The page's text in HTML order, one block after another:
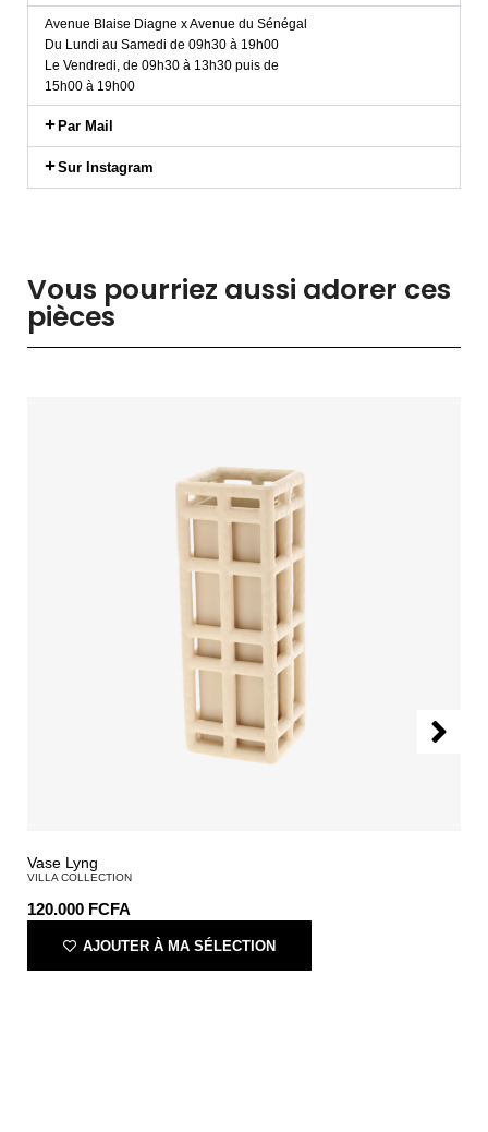
Avenue Blaise Diagne x Avenue du Sénégal
Du Lundi au Samedi de 09h30 à 19h00
Le Vendredi, de 09h30 à 13h30 puis de
15h00 à 19h00
Par Mail
Sur Instagram
Vous pourriez aussi adorer ces
pièces
Vase Lyng
VILLA COLLECTION
120.000 FCFA
AJOUTER À MA SÉLECTION